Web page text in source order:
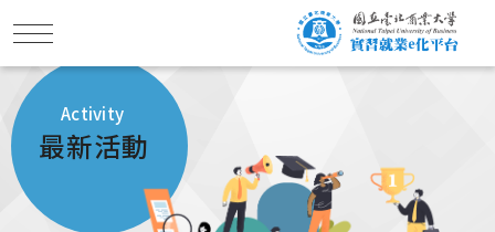
Activity
最新活動